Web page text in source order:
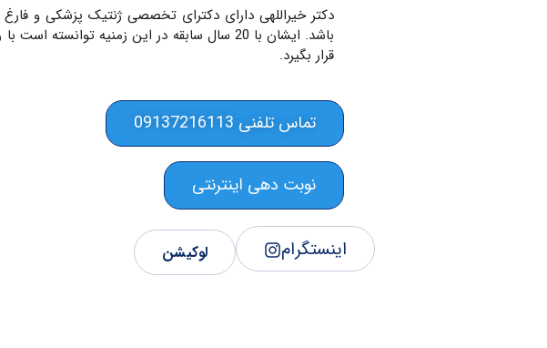
دکتر خیراللهی دارای دکترای تخصصی ژنتیک پزشکی و فارغ
باشد. ایشان با 20 سال سابقه در این زمنیه
قرار بگیرد.
تماس تلفنی 09137216113
نوبت دهی اینترنتی
اینستگرام لوکیشن